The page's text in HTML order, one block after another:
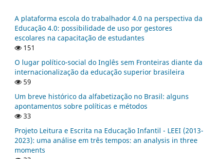
A plataforma escola do trabalhador 4.0 na perspectiva da
Educação 4.0: possibilidade de uso por gestores
escolares na capacitação de estudantes
151
O lugar político-social do Inglês sem Fronteiras diante da
internacionalização da educação superior brasileira
59
Um breve histórico da alfabetização no Brasil: alguns
apontamentos sobre políticas e métodos
33
Projeto Leitura e Escrita na Educação Infantil - LEEI (2013-
2023): uma análise em três tempos: an analysis in three
moments